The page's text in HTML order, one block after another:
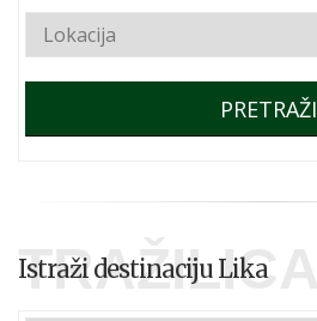
PRETRAŽI
TRAŽILICA
Istraži destinaciju Lika